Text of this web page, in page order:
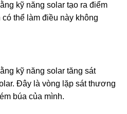
kỹ năng solar tạo ra điểm
thể làm điều này không
kỹ năng solar tăng sát
Đây là vòng lặp sát thương
búa của mình.